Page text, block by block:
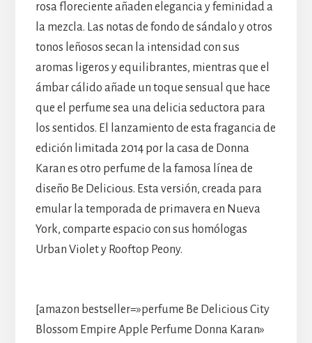
rosa floreciente añaden elegancia y feminidad a
la mezcla. Las notas de fondo de sándalo y otros
tonos leñosos secan la intensidad con sus
aromas ligeros y equilibrantes, mientras que el
ámbar cálido añade un toque sensual que hace
que el perfume sea una delicia seductora para
los sentidos. El lanzamiento de esta fragancia de
edición limitada 2014 por la casa de Donna
Karan es otro perfume de la famosa línea de
diseño Be Delicious. Esta versión, creada para
emular la temporada de primavera en Nueva
York, comparte espacio con sus homólogas
Urban Violet y Rooftop Peony.
[amazon bestseller=»perfume Be Delicious City
Blossom Empire Apple Perfume Donna Karan»